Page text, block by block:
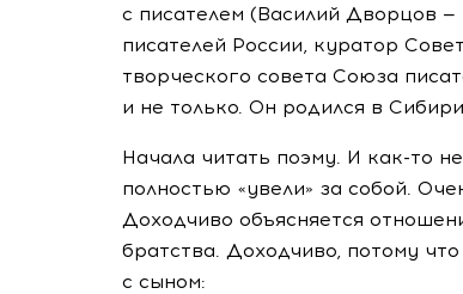
с писателем (Василий Дворцов
писателей России, куратор
творческого совета Союза
и не только. Он родился в
Начала читать поэму. И как-то
полностью «увели» за собой.
Доходчиво объясняется
братства. Доходчиво, потому
с сыном: